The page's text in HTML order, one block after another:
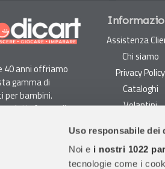
Uso responsabile dei
Noi e i nostri 1022
tecnologie come i
40 anni offriamo
gamma di
per bambini.
piattaforma di
di giocattoli, articoli
cancelleria e
Assistenza
Chi siamo
Privacy Policy
Cataloghi
Volantini
DURC e
Rilevazione